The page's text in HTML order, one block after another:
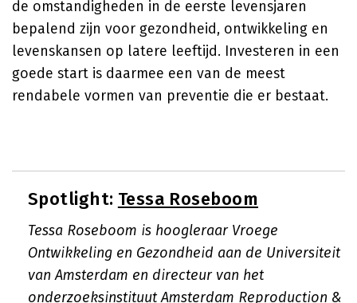
de omstandigheden in de eerste levensjaren
bepalend zijn voor gezondheid, ontwikkeling en
levenskansen op latere leeftijd. Investeren in een
goede start is daarmee een van de meest
rendabele vormen van preventie die er bestaat.
Spotlight: Tessa Roseboom
Tessa Roseboom is hoogleraar Vroege
Ontwikkeling en Gezondheid aan de Universiteit
van Amsterdam en directeur van het
onderzoeksinstituut Amsterdam Reproduction &